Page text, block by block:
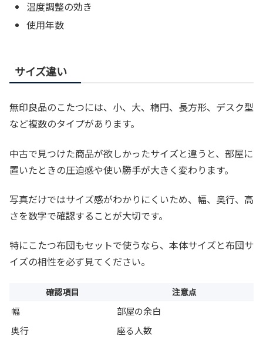
温度調整の効き
使用年数
サイズ違い
無印良品のこたつには、小、大、楕円、長方形、デスク型
など複数のタイプがあります。
中古で見つけた商品が欲しかったサイズと違うと、部屋に
置いたときの圧迫感や使い勝手が大きく変わります。
写真だけではサイズ感がわかりにくいため、幅、奥行、高
さを数字で確認することが大切です。
特にこたつ布団もセットで使うなら、本体サイズと布団サ
イズの相性を必ず見てください。
確認項目 注意点
幅
部屋の余白
奥行
座る人数